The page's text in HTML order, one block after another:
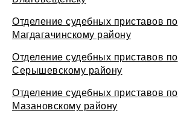
Отделение судебных приставов по
Магдагачинскому району
Отделение судебных приставов по
Серышевскому району
Отделение судебных приставов по
Мазановскому району